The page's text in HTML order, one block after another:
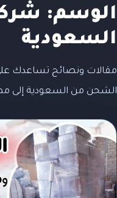
الوسم:
السعودية
مقالات ونصائح تساعدك
الشحن من السعودية إلى